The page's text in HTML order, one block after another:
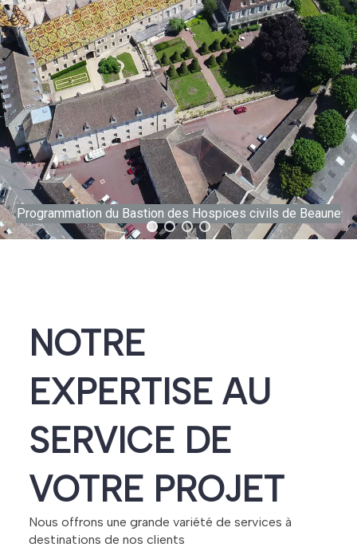
Programmation du Bastion des Hospices civils de Beaune
NOTRE
EXPERTISEAU
SERVICE DE
VOTRE PROJET
Nous offrons une grande variété de services à
destinations de nos clients